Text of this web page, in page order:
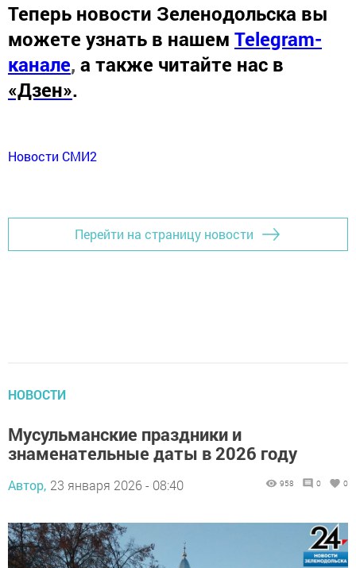
Теперь новости Зеленодольска вы
можете узнать в нашем Telegram-
канале, а также читайте нас в
«Дзен».
Новости СМИ2
Перейти на страницу новости
НОВОСТИ
Мусульманские праздники и
знаменательные даты в 2026 году
Автор, 23 января 2026 - 08:40 958 0 0